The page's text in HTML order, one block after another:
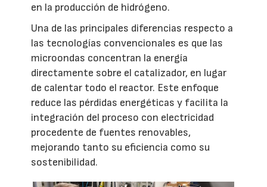
en la producción de hidrógeno.
Una de las principales diferencias respecto a
las tecnologías convencionales es que las
microondas concentran la energía
directamente sobre el catalizador, en lugar
de calentar todo el reactor. Este enfoque
reduce las pérdidas energéticas y facilita la
integración del proceso con electricidad
procedente de fuentes renovables,
mejorando tanto su eficiencia como su
sostenibilidad.